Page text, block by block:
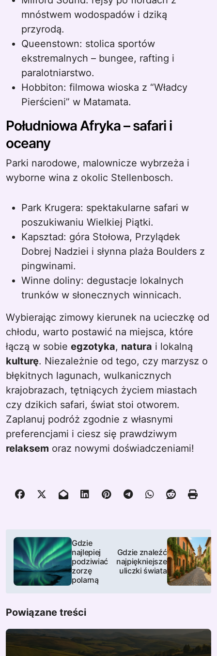
mnóstwem wodospadów i dziką
przyrodą.
Queenstown: stolica sportów
ekstremalnych – bungee, rafting i
paralotniarstwo.
Hobbiton: filmowa wioska z “Władcy
Pierścieni” w Matamata.
Południowa Afryka – safari i
oceany
Parki narodowe, malownicze wybrzeża i
wyborne wina z okolic Stellenbosch.
Park Krugera: spektakularne safari w
poszukiwaniu Wielkiej Piątki.
Kapsztad: góra Stołowa, Przylądek
Dobrej Nadziei i słynna plaża Boulders z
pingwinami.
Winne doliny: degustacje lokalnych
trunków w słonecznych winnicach.
Wybierając zimowy kierunek na ucieczkę od
chłodu, warto postawić na miejsca, które
łączą w sobie egzotyka, natura i lokalną
kulturę. Niezależnie od tego, czy marzysz o
błękitnych lagunach, wulkanicznych
krajobrazach, tętniących życiem miastach
czy dzikich safari, świat stoi otworem.
Zaplanuj podróż zgodnie z własnymi
preferencjami i ciesz się prawdziwym
relaksem oraz nowymi doświadczeniami!
N
w
g
a
Gdzie
najlepiej
podziwiać
zorzę
polarną
Gdzie znaleźć
najpiękniejsze
uliczki świata
Powiązane treści